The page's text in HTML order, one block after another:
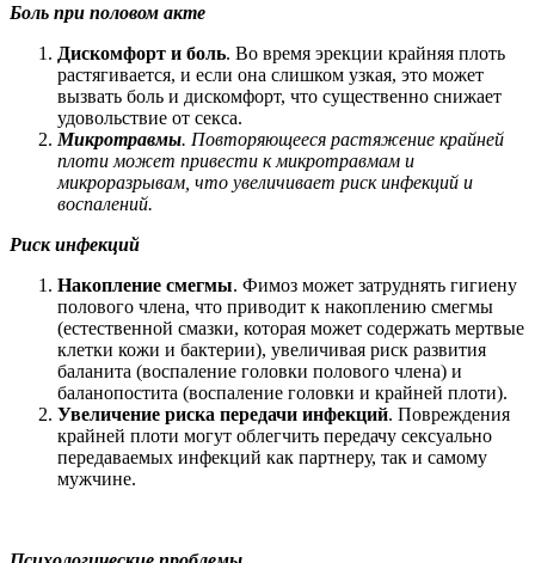
Боль при половом акте
Дискомфорт и боль. Во время эрекции крайняя плоть
растягивается, и если она слишком узкая, это может
вызвать боль и дискомфорт, что существенно снижает
удовольствие от секса.
Микротравмы. Повторяющееся растяжение крайней
плоти может привести к микротравмам и
микроразрывам, что увеличивает риск инфекций и
воспалений.
Риск инфекций
Накопление смегмы. Фимоз может затруднять гигиену
полового члена, что приводит к накоплению смегмы
(естественной смазки, которая может содержать мертвые
клетки кожи и бактерии), увеличивая риск развития
баланита (воспаление головки полового члена) и
баланопостита (воспаление головки и крайней плоти).
Увеличение риска передачи инфекций. Повреждения
крайней плоти могут облегчить передачу сексуально
передаваемых инфекций как партнеру, так и самому
мужчине.